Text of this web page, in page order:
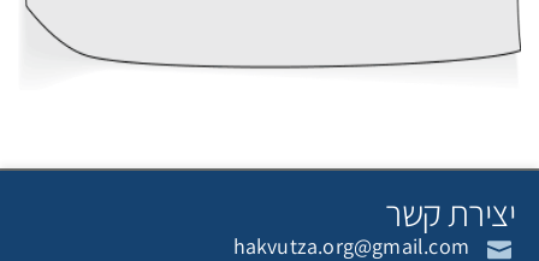
קשר
hakvutza.org@gmail.com